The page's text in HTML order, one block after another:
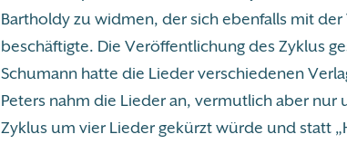
Bartholdy zu widmen, der sich ebenfalls mit
beschäftigte. Die Veröffentlichung des Zyklus
Schumann hatte die Lieder verschiedenen
Peters nahm die Lieder an, vermutlich aber nur
Zyklus um vier Lieder gekürzt würde und statt